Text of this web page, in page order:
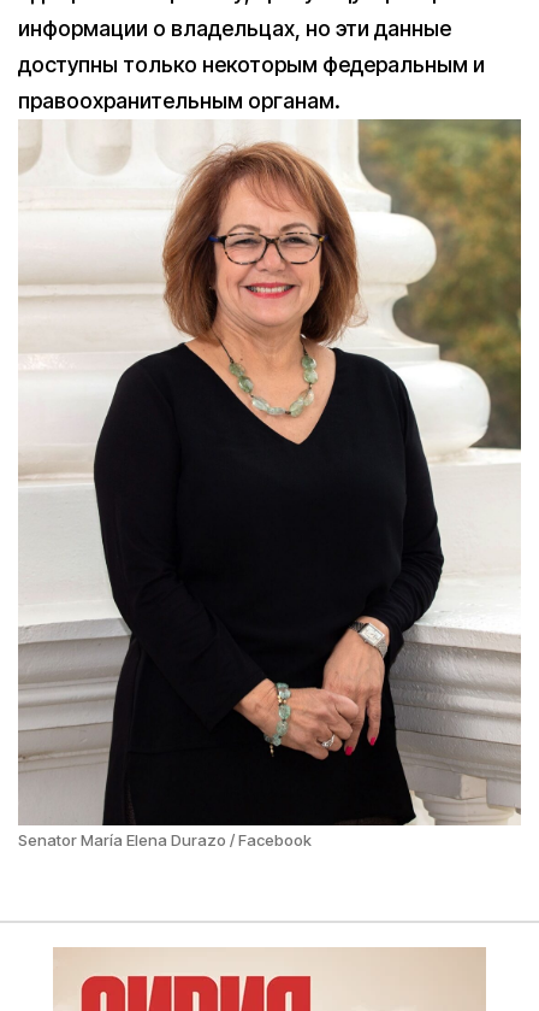
информации о владельцах, но эти данные
доступны только некоторым федеральным и
правоохранительным органам.
Senator María Elena Durazo / Facebook